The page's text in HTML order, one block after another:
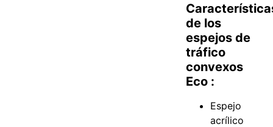
de los
espejos de
tráfico
convexos
Eco :
Espejo
acrílico